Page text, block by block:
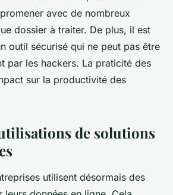
avec de nombreux
dossier à traiter. De plus, il est
outil sécurisé qui ne peut pas être
par les hackers. La praticité des
sur la productivité des
de solutions
utilisent désormais des